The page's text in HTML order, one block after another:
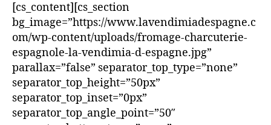
[cs_content][cs_section
bg_image=”https://www.lavendimiadespagne.c
om/wp-content/uploads/fromage-charcuterie-
espagnole-la-vendimia-d-espagne.jpg”
parallax=”false” separator_top_type=”none”
separator_top_height=”50px”
separator_top_inset=”0px”
separator_top_angle_point=”50″